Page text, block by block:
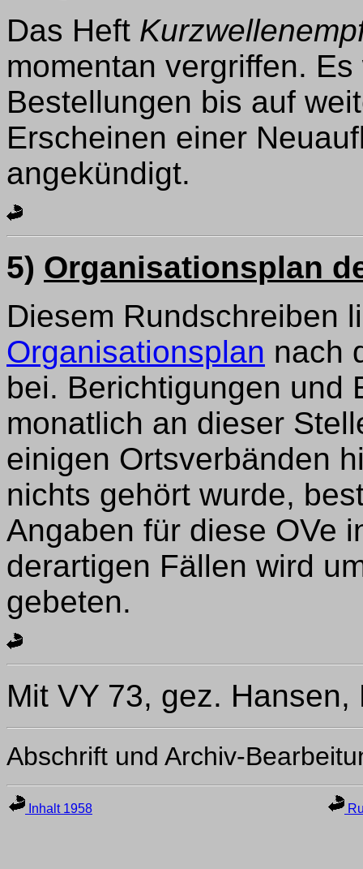
Das Heft
momentan vergriffen.
Bestellungen bis auf
Erscheinen einer
angekündigt.
5) Organisationsplan
Diesem Rundschreiben
Organisationsplan nach
bei. Berichtigungen und
monatlich an dieser
einigen Ortsverbänden
nichts gehört wurde,
Angaben für diese OVe
derartigen Fällen wird
gebeten.
Mit VY 73, gez. Hansen,
Abschrift und Archiv-
Inhalt 1958